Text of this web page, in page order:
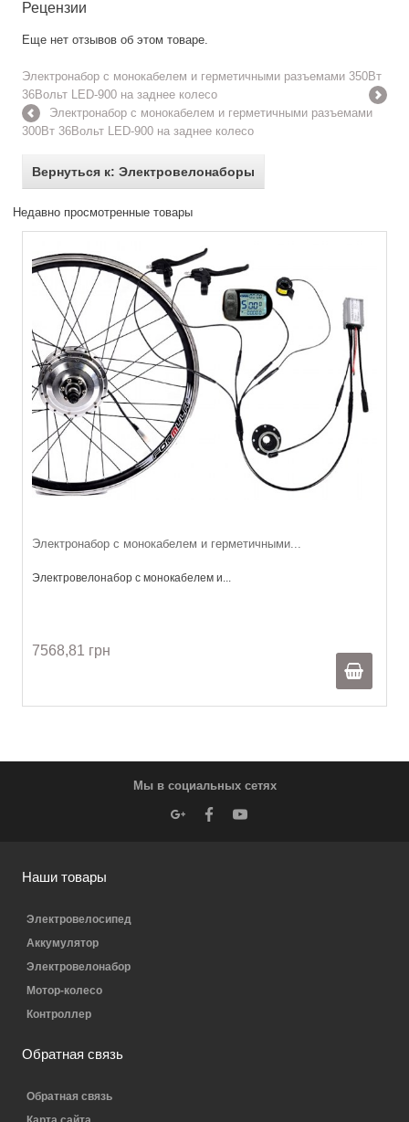
Рецензии
Еще нет отзывов об этом товаре.
Электронабор с монокабелем и герметичными разъемами 350Вт
36Вольт LED-900 на заднее колесо
Электронабор с монокабелем и герметичными разъемами
300Вт 36Вольт LED-900 на заднее колесо
Вернуться к: Электровелонаборы
Недавно просмотренные товары
Электронабор с монокабелем и герметичными...
Электровелонабор с монокабелем и...
7568,81 грн
Мы в социальных сетях
Наши товары
Электровелосипед
Аккумулятор
Электровелонабор
Мотор-колесо
Контроллер
Обратная связь
Обратная связь
Карта сайта